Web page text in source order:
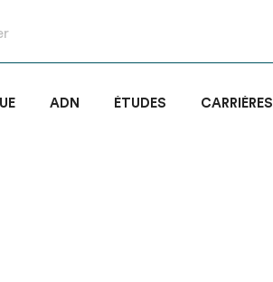
ADN ÉTUDES CARRIÈRES